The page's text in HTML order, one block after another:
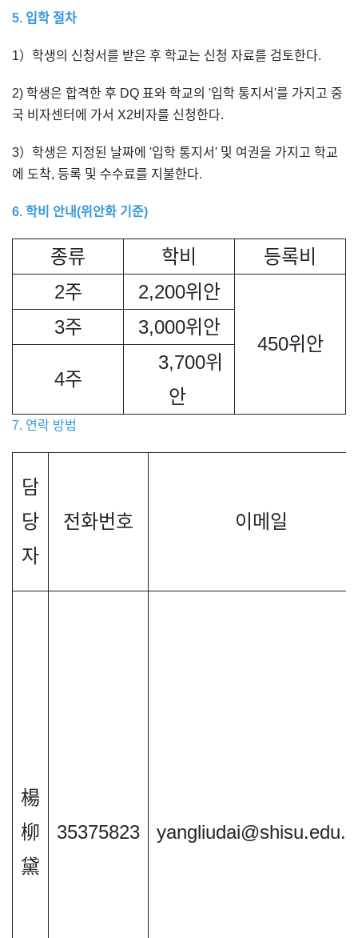
5. 입학 절차
1）학생의 신청서를 받은 후 학교는 신청 자료를 검토한다.
2) 학생은 합격한 후 DQ 표와 학교의 '입학 통지서'를 가지고 중
국 비자센터에 가서 X2비자를 신청한다.
3）학생은 지정된 날짜에 '입학 통지서' 및 여권을 가지고 학교
에 도착, 등록 및 수수료를 지불한다.
6. 학비 안내(위안화 기준)
종류 학비
등록비
2주
2,200위안
450위안
3주 3,000위안
4주
3,700위
안
7. 연락 방법
담
당
자
전화번호 이메일
楊
柳
黛
35375823